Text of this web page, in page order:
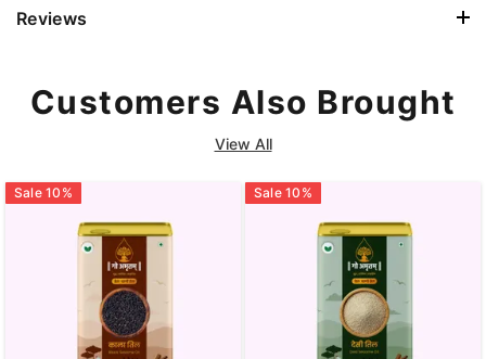
Reviews
Customers Also Brought
View All
Sale 10 % Sale 10 %